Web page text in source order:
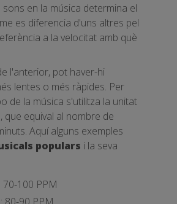
en la música determina el
es diferencia d'uns altres pel
a la velocitat amb què
l'anterior, pot haver-hi
lentes o més ràpides. Per
de la música s'utilitza la unitat
que equival al nombre de
Aquí alguns exemples
populars i la seva
70-100 PPM